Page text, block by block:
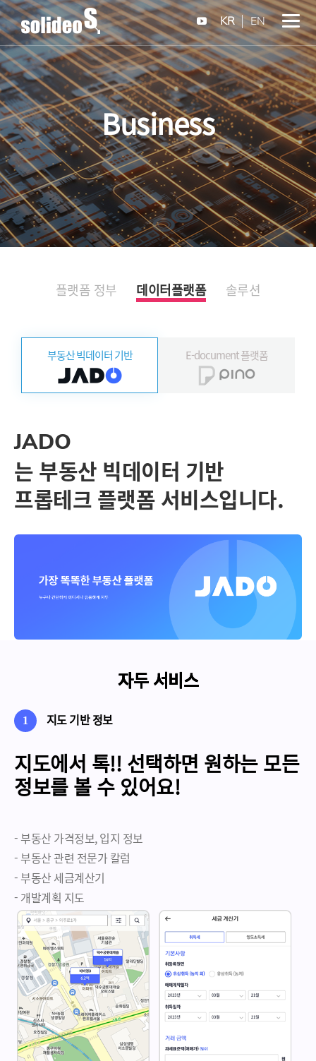
KR EN
Business
플랫폼 정부 데이터플랫폼 솔루션
부동산빅데이터 기반 E-document플랫폼
JADO
는 부동산 빅데이터 기반
프롭테크 플랫폼 서비스입니다.
자두 서비스
1 지도 기반 정보
지도에서 톡!! 선택하면 원하는 모든
정보를 볼 수 있어요!
- 부동산 가격정보, 입지 정보
- 부동산 관련 전문가 칼럼
- 부동산 세금계산기
- 개발계획 지도
자두 서비스
자두 서비스
자두 서비스